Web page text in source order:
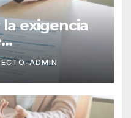
exigencia
para
México
ADMIN